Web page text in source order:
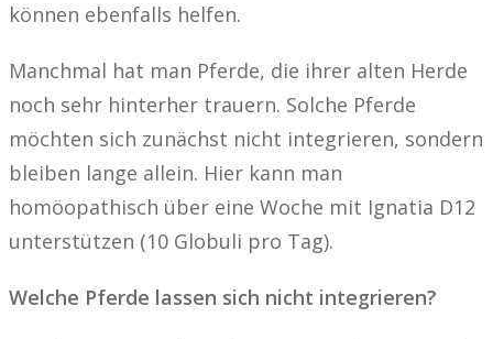
können ebenfalls helfen.
Manchmal hat man Pferde, die ihrer alten Herde
noch sehr hinterher trauern. Solche Pferde
möchten sich zunächst nicht integrieren, sondern
bleiben lange allein. Hier kann man
homöopathisch über eine Woche mit Ignatia D12
unterstützen (10 Globuli pro Tag).
Welche Pferde lassen sich nicht integrieren?